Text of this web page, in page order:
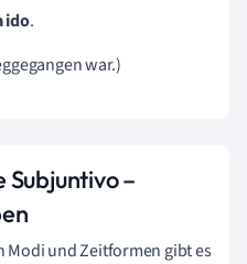
ido.
war.)
–
Modi und Zeitformen gibt es